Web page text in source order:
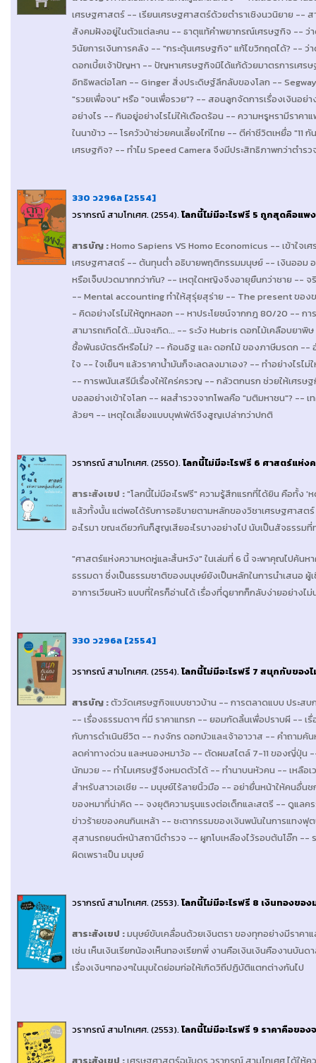
เศรษฐศาสตร์ -- เรียนเศรษฐศาสตร์ด้วยตำราเชิงนวนิยาย
สังคมฝังอยู่ในตัวแต่ละคน -- ธาตุแท้คำพยากรณ์เศรษฐกิจ --
วินัยการเงินการคลัง -- "กระตุ้นเศรษฐกิจ" แก้ไขวิกฤตได้? --
ดอกเบี้ยเจ้าปัญหา -- ปัญหาเศรษฐกิจมิได้แก้ด้วยมาตรการเศ
อิทธิพลต่อโลก -- Ginger สิ่งประดิษฐ์ลึกลับของโลก --
"รวยเพื่อจน" หรือ "จนเพื่อรวย"? -- สอนลูกจัดการเรื่องเงินอย่
อย่างไร -- กินอยู่อย่างไรไม่ให้เดือดร้อน -- ความหรูหรามีราค
ในนาข้าว -- โรควัวบ้าช่วยคนเลี้ยงไก่ไทย -- ตีค่าชีวิตเหยื่อ "11
เศรษฐกิจ? -- ทำไม Speed Camera จึงมีประสิทธิภาพกว่าตำ
330 ว296ล [2554]
วรากรณ์ สามโกเศศ. (2554).โลกนี้ไม่มีอะไรฟรี 5 ถูกสุดคือแพ
สารบัญ :Homo Sapiens VS Homo Economicus -- เข้าใ
เศรษฐศาสตร์ -- ต้นทุนต่ำ อธิบายพฤติกรรมมนุษย์ -- เงินออม
หรือเจ็บปวดมากกว่ากัน? -- เหตุใดหญิงจึงอายุยืนกว่าชาย -- จ
-- Mental accounting ทำให้สุรุ่ยสุร่าย -- The present ของ
- คิดอย่างไรไม่ให้ถูกหลอก -- หาประโยชน์จากกฎ 80/20 -- ก
สามารถเกิดได้...มันจะเกิด... -- ระวัง Hubris ดอกไม้เคลือบย
ซื้อพันธบัตรดีหรือไม่? -- ก้อนอิฐ และ ดอกไม้ ของภาษีมรดก --
ใจ -- ใจเย็นๆ แล้วราคาน้ำมันก็จะลดลงมาเอง? -- ทำอย่างไร
-- การพนันเสรีมีเรื่องให้ใคร่ครวญ -- กลัวตกนรก ช่วยให้เศร
บอลอย่างเข้าใจโลก -- ผลสำรวจจากโพลคือ "มติมหาชน"? --
ล้วยๆ -- เหตุใดเลี้ยงแบบบุฟเฟ่ต์จึงสูญเปล่ากว่าปกติ
วรากรณ์ สามโกเศศ. (2550).โลกนี้ไม่มีอะไรฟรี 6 ศาสตร์แห่
สาระสังเขป :"โลกนี้ไม่มีอะไรฟรี" ความรู้สึกแรกที่ได้ยิน คือทั้ง
แล้วทั้งนั้น แต่พอได้รับการอธิบายตามหลักของวิชาเศรษฐศาสตร์
อะไรมา ขณะเดียวกันก็สูญเสียอะไรบางอย่างไป นับเป็นสัจธรรม
"ศาสตร์แห่งความหดหู่และสิ้นหวัง" ในเล่มที่ 6 นี้ จะพาคุณไปค้นห
ธรรมดา ซึ่งเป็นธรรมชาติของมนุษย์ยังเป็นหลักในการนำเสนอ
อาการเวียนหัว แบบที่ใครก็อ่านได้ เรื่องที่ดูยากก็กลับง่ายอย่างไม่
330 ว296ล [2554]
วรากรณ์ สามโกเศศ. (2554).โลกนี้ไม่มีอะไรฟรี 7 สนุกกับของ
สารบัญ :ตัววัดเศรษฐกิจแบบชาวบ้าน -- การตลาดแบบ ประส
-- เรื่องธรรมดาๆ ที่มี ราคาแทรก -- ยอมกัดลิ้นเพื่อปราบผี -- เ
กับการดำเนินชีวิต -- กงจักร ดอกบัวและเจ้าอาวาส -- คำถาม
ลดค่าทางด่วน และหนองหมาว้อ -- ตัดผมสไตล์ 7-11 ของญี่ปุ่น
นักมวย -- ทำไมเศรษฐีจึงหมดตัวได้ -- ทำนาบนหัวคน -- เหลื
สำหรับสาวเอเชีย -- มนุษย์ไร้ลายนิ้วมือ -- อย่ายื่นหน้าให้คนอื่
ของหมาที่น่าคิด -- จงยุติความรุนแรงต่อเด็กและสตรี -- ดูแลค
ข่าวร้ายของคนกินเหล้า -- ชะตากรรมของเงินพนันในการแทง
สุสานรถยนต์หน้าสถานีตำรวจ -- ผูกโบเหลืองไว้รอบต้นโอ๊ก
ผิดเพราะเป็น มนุษย์
วรากรณ์ สามโกเศศ. (2553).โลกนี้ไม่มีอะไรฟรี 8 เงินทองของ
สาระสังเขป :มนุษย์ขับเคลื่อนด้วยเงินตรา ของทุกอย่างมีราคา
เช่น เห็นเงินเรียกน้องเห็นทองเรียกพี่ งานคือเงินเงินคืองานบัน
เรื่องเงินๆทองๆในมุมใดย่อมก่อให้เกิดวิถีปฏิบัติแตกต่างกันไป
วรากรณ์ สามโกเศศ. (2553).โลกนี้ไม่มีอะไรฟรี 9 ราคาคือของ
สาระสังเขป :เศรษฐศาสตร์ฉบับดร.วรากรณ์ สามโกเศศ ได้ให้ค